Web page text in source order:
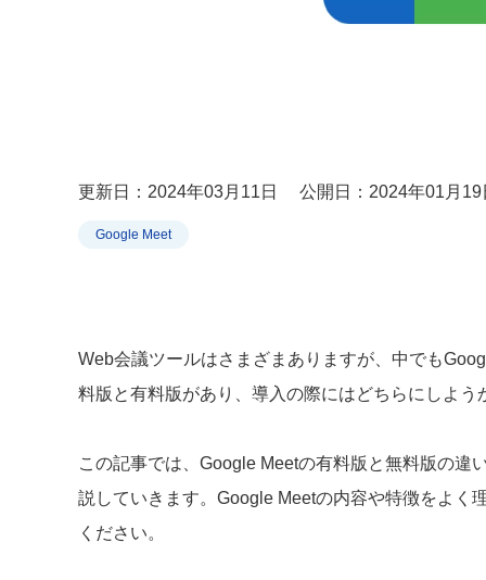
更新日：2024年03月11日 公開日：2024年01月19
Google Meet
Web会議ツールはさまざまありますが、中でも
料版と有料版があり、導入の際にはどちらにしよ
この記事では、Google Meetの有料版と無料版の違
説していきます。Google Meetの内容や特徴をよく
ください。